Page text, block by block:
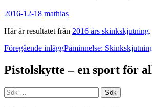
2016-12-18 mathias
Här är resultatet från 2016 års skinkskjutning.
Inläggsnavigering
Föregående inläggPåminnelse:
Pistolskytte – en sport för
Sök
efter: